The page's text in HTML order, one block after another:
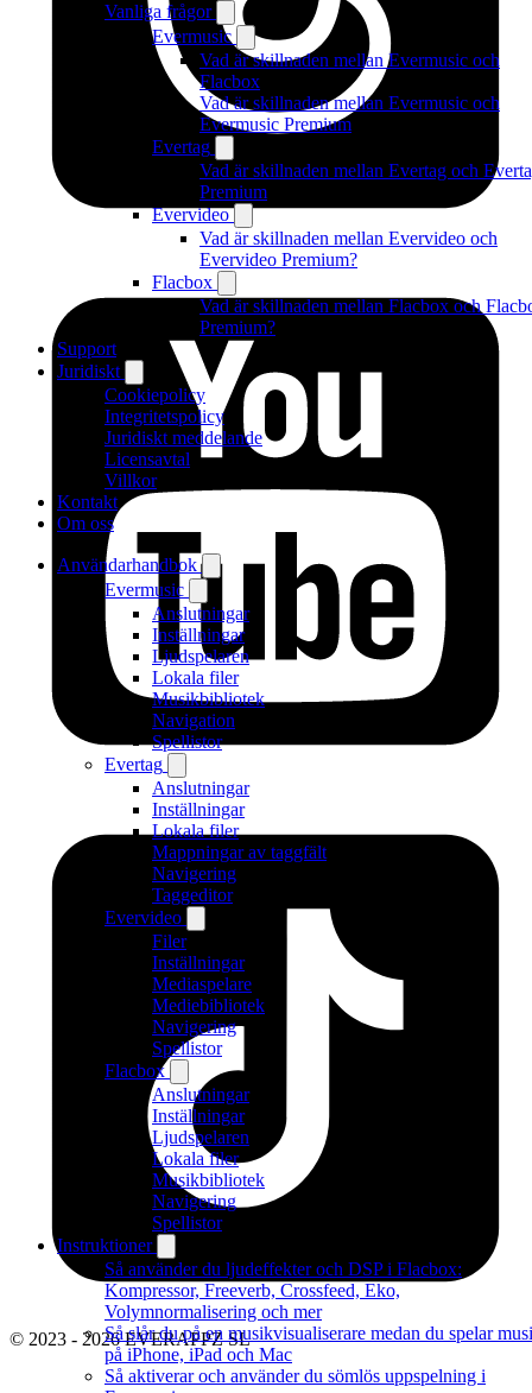
Vanliga frågor
Evermusic
Vad är skillnaden mellan Evermusic och
Flacbox
Vad är skillnaden mellan Evermusic och
Evermusic Premium
Evertag
Vad är skillnaden mellan Evertag och
Premium
Evervideo
Vad är skillnaden mellan Evervideo och
Evervideo Premium?
Flacbox
Vad är skillnaden mellan Flacbox och
Premium?
Support
Juridiskt
Cookiepolicy
Integritetspolicy
Juridiskt meddelande
Licensavtal
Villkor
Kontakt
Om oss
Användarhandbok
Evermusic
Anslutningar
Inställningar
Ljudspelaren
Lokala filer
Musikbibliotek
Navigation
Spellistor
Evertag
Anslutningar
Inställningar
Lokala filer
Mappningar av taggfält
Navigering
Taggeditor
Evervideo
Filer
Inställningar
Mediaspelare
Mediebibliotek
Navigering
Spellistor
Flacbox
Anslutningar
Inställningar
Ljudspelaren
Lokala filer
Musikbibliotek
Navigering
Spellistor
Instruktioner
Så använder du ljudeffekter och DSP i Flacbox:
Kompressor, Freeverb, Crossfeed, Eko,
Volymnormalisering och mer
Så slår du på en musikvisualiserare medan du spelar
på iPhone, iPad och Mac
Så aktiverar och använder du sömlös uppspelning i
© 2023 - 2026 EVERAPPZ SL